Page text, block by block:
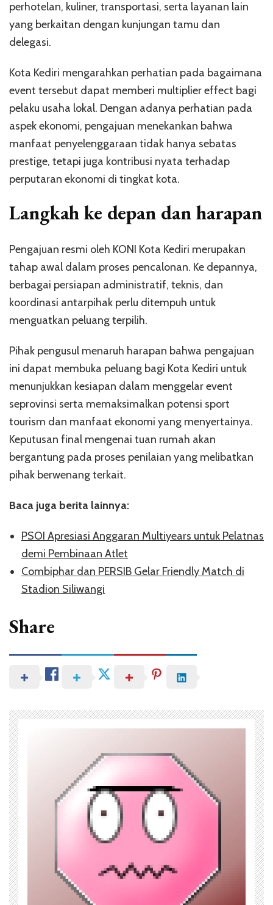
perhotelan, kuliner, transportasi, serta layanan lain
yang berkaitan dengan kunjungan tamu dan
delegasi.
Kota Kediri mengarahkan perhatian pada bagaimana
event tersebut dapat memberi multiplier effect bagi
pelaku usaha lokal. Dengan adanya perhatian pada
aspek ekonomi, pengajuan menekankan bahwa
manfaat penyelenggaraan tidak hanya sebatas
prestige, tetapi juga kontribusi nyata terhadap
perputaran ekonomi di tingkat kota.
Langkah ke depan dan harapan
Pengajuan resmi oleh KONI Kota Kediri merupakan
tahap awal dalam proses pencalonan. Ke depannya,
berbagai persiapan administratif, teknis, dan
koordinasi antarpihak perlu ditempuh untuk
menguatkan peluang terpilih.
Pihak pengusul menaruh harapan bahwa pengajuan
ini dapat membuka peluang bagi Kota Kediri untuk
menunjukkan kesiapan dalam menggelar event
seprovinsi serta memaksimalkan potensi sport
tourism dan manfaat ekonomi yang menyertainya.
Keputusan final mengenai tuan rumah akan
bergantung pada proses penilaian yang melibatkan
pihak berwenang terkait.
Baca juga berita lainnya:
PSOI Apresiasi Anggaran Multiyears untuk Pelatnas
demi Pembinaan Atlet
Combiphar dan PERSIB Gelar Friendly Match di
Stadion Siliwangi
Share